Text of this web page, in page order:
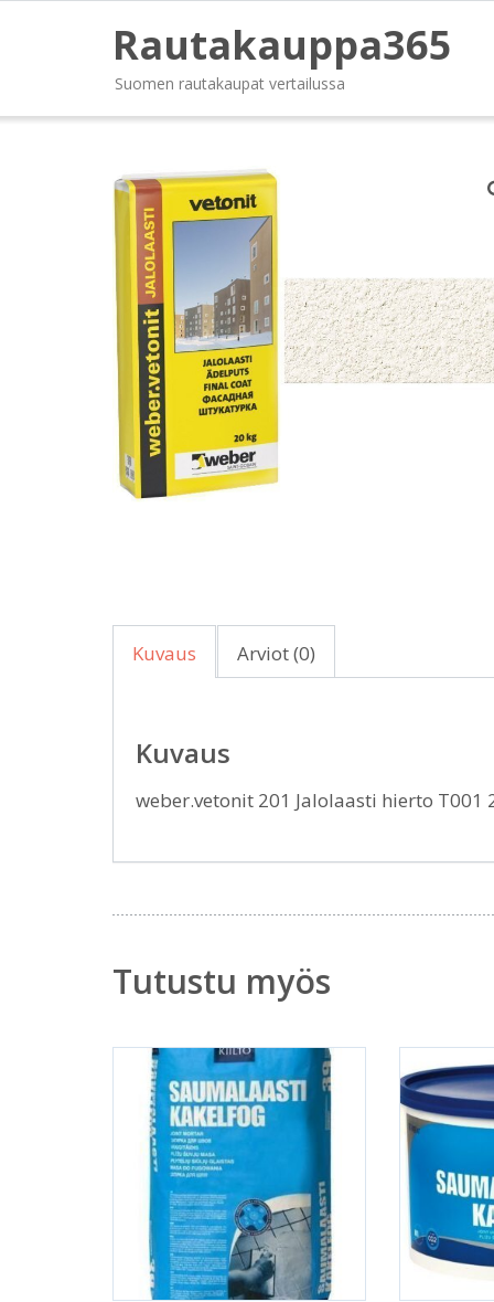
Rautakauppa365
Suomen rautakaupat vertailussa
Kuvaus Arviot (0)
Kuvaus
weber.vetonit 201 Jalolaasti hierto T001
Tutustu myös